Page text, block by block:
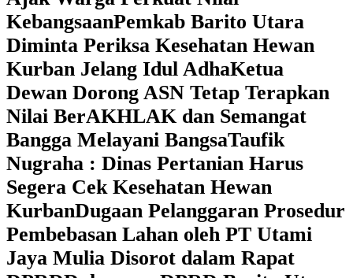
KebangsaanPemkab Barito Utara
Diminta Periksa Kesehatan Hewan
Kurban Jelang Idul AdhaKetua
Dewan Dorong ASN Tetap Terapkan
Nilai BerAKHLAK dan Semangat
Bangga Melayani BangsaTaufik
Nugraha : Dinas Pertanian Harus
Segera Cek Kesehatan Hewan
KurbanDugaan Pelanggaran Prosedur
Pembebasan Lahan oleh PT Utami
Jaya Mulia Disorot dalam Rapat